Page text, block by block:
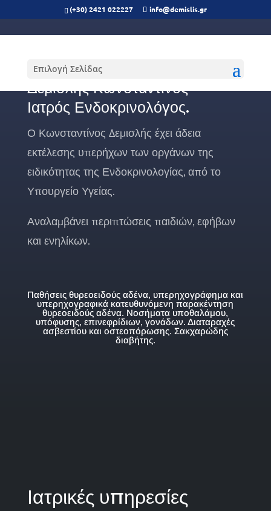
(+30) 2421 022227 info@demislis.gr
Επιλογή Σελίδας
Δεμισλής Κωνσταντίνος
Ιατρός Ενδοκρινολόγος.
Ο Κωνσταντίνος Δεμισλής έχει άδεια
εκτέλεσης υπερήχων των οργάνων της
ειδικότητας της Ενδοκρινολογίας, από το
Υπουργείο Υγείας.
Αναλαμβάνει περιπτώσεις παιδιών, εφήβων
και ενηλίκων.
Παθήσεις θυρεοειδούς αδένα, υπερηχογράφημα και
υπερηχογραφικά κατευθυνόμενη παρακέντηση
θυρεοειδούς αδένα. Νοσήματα υποθαλάμου,
υπόφυσης, επινεφρίδιων, γονάδων. Διαταραχές
ασβεστίου και οστεοπόρωσης. Σακχαρώδης
διαβήτης.
Ιατρικές υπηρεσίες